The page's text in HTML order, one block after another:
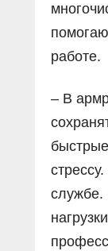
работе.
– В
службе.